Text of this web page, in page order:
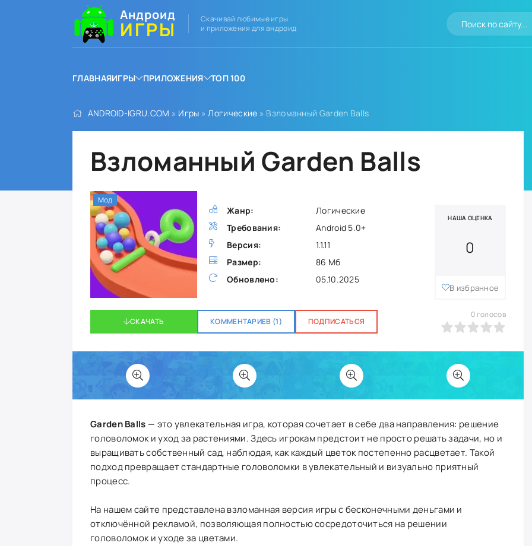
Андроид
ИГРЫ
Скачивай любимые игры
и приложения для андроид
ГЛАВНАЯИГРЫ ПРИЛОЖЕНИЯ ТОП 100
ANDROID-IGRU.COM » Игры »Логические » Взломанный Garden Balls
Взломанный Garden Balls
Жанр:
Логические
Требования:
Android 5.0+
Версия:
1.1.11
Размер:
86 Мб
Обновлено:
05.10.2025
НАША ОЦЕНКА
0
В избранное
СКАЧАТЬ КОММЕНТАРИЕВ (1) ПОДПИСАТЬСЯ
0
0 голосов
Мод
Garden Balls — это увлекательная игра, которая сочетает в себе два направления: решение
головоломок и уход за растениями. Здесь игрокам предстоит не просто решать задачи, но и
выращивать собственный сад, наблюдая, как каждый цветок постепенно расцветает. Такой
подход превращает стандартные головоломки в увлекательный и визуально приятный
процесс.
На нашем сайте представлена взломанная версия игры с бесконечными деньгами и
отключённой рекламой, позволяющая полностью сосредоточиться на решении
головоломок и уходе за цветами.